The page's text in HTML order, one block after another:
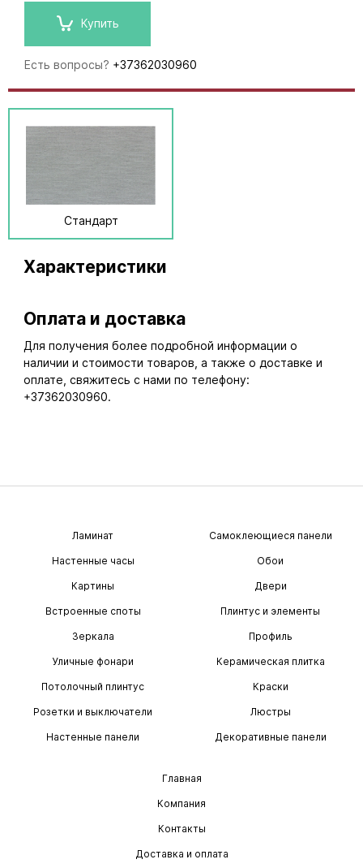
Купить
Есть вопросы? +37362030960
Стандарт
Характеристики
Оплата и доставка
Для получения более подробной информации о
наличии и стоимости товаров, а также о доставке и
оплате, свяжитесь с нами по телефону:
+37362030960.
Ламинат
Настенные часы
Картины
Встроенные споты
Зеркала
Уличные фонари
Потолочный плинтус
Розетки и выключатели
Настенные панели
Самоклеющиеся панели
Обои
Двери
Плинтус и элементы
Профиль
Керамическая плитка
Краски
Люстры
Декоративные панели
Главная
Компания
Контакты
Доставка и оплата